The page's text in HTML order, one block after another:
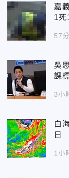
嘉
1死
57
吳
課
3小
白
日
1小